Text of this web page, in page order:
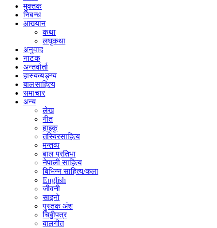
मुक्तक
निबन्ध
आख्यान
कथा
लघुकथा
अनुवाद
नाटक
अन्तर्वार्ता
हास्यव्यङ्ग्य
बालसाहित्य
समाचार
अन्य
लेख
गीत
हाइकु
तस्बिरसाहित्य
मन्तव्य
बाल प्रतिभा
नेपाली साहित्य
बिभिन्न साहित्य/कला
English
जीवनी
साइनो
पुस्तक अंश
चिठ्ठीपत्र
बालगीत